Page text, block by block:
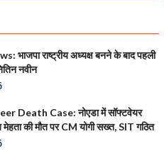
भाजपा राष्ट्रीय अध्यक्ष बनने के बाद पहली
नवीन
Death Case: नोएडा में सॉफ्टवेयर
मेहता की मौत पर CM योगी सख्त, SIT गठित